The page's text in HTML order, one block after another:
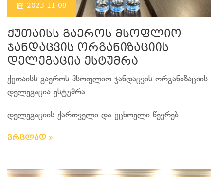
2023-11-09
ქუთაისს გაეროს მსოფლიო
ჯანდაცვის ორგანიზაციის
დელეგაცია ესტუმრა
ქუთაისს გაეროს მსოფლიო ჯანდაცვის ორგანიზაციის
დელეგაცია ესტუმრა.
დელეგაციის ქართველი და უცხოელი წევრებ...
ვრცლად